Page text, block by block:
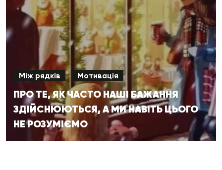
Між рядків Мотивація
ПРО ТЕ, ЯК ЧАСТО НАШІ БАЖАННЯ
ЗДІЙСНЮЮТЬСЯ, А МИ НАВІТЬ ЦЬОГО
НЕ РОЗУМІЄМО